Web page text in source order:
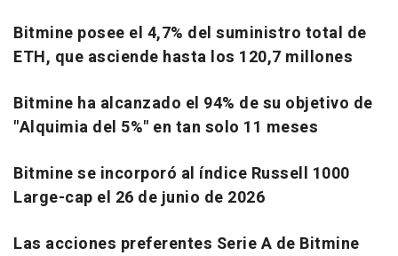
Bitmine posee el 4,7% del suministro total de
ETH, que asciende hasta los 120,7 millones
Bitmine ha alcanzado el 94% de su objetivo de
"Alquimia del 5%" en tan solo 11 meses
Bitmine se incorporó al índice Russell 1000
Large-cap el 26 de junio de 2026
Las acciones preferentes Serie A de Bitmine